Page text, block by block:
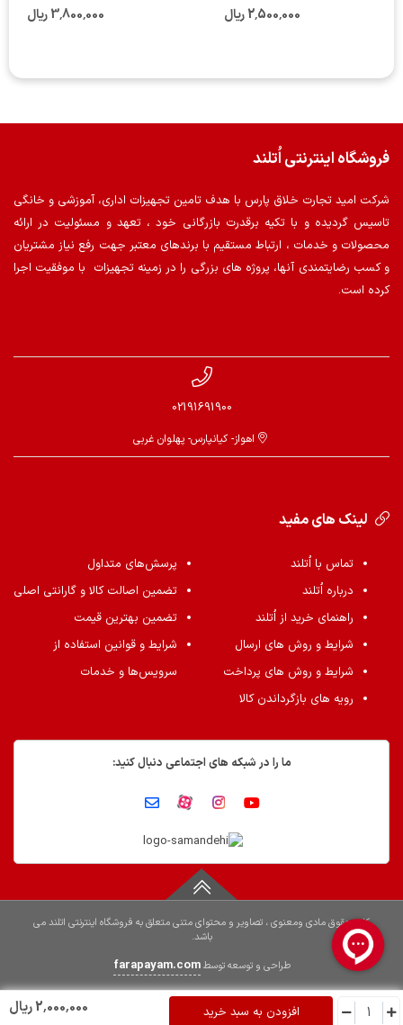
2٬000٬000 ریال افزودن به سبد خرید
2٬500٬000 ریال 3٬800٬000 ریال
فروشگاه اینترنتی اُتلند
شرکت امید تجارت خلاق پارس با هدف تامین تجهیزات اداری، آموزشی و خانگی
تاسیس گردیده و با تکیه برقدرت بازرگانی خود ، تعهد و مسئولیت در ارائه
محصولات و خدمات ، ارتباط مستقیم با برندهای معتبر جهت رفع نیاز مشتریان
و کسب رضایتمندی آنها، پروژه های بزرگی را در زمینه تجهیزات با موفقیت اجرا
کرده است.
02191691900
اهواز- کیانپارس- پهلوان غربی
لینک های مفید
تماس با اُتلند
درباره اُتلند
راهنمای خرید از اُتلند
شرایط و روش های ارسال
شرایط و روش های پرداخت
رویه های بازگرداندن کالا
پرسش‌های متداول
تضمین اصالت کالا و گارانتی اصلی
تضمین بهترین قیمت
شرایط و قوانین استفاده از
سرویس‌ها و خدمات
ما را در شبکه های اجتماعی دنبال کنید:
کلیه حقوق مادی ومعنوی ، تصاویر و محتوای متنی متعلق به فروشگاه اینترنتی اتلند می
باشد.
طراحی و توسعه توسطfarapayam.com